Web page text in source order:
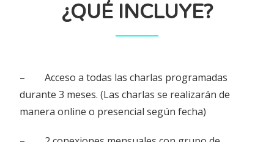
¿QUÉ INCLUYE?
– Acceso a todas las charlas programadas
durante 3 meses. (Las charlas se realizarán de
manera online o presencial según fecha)